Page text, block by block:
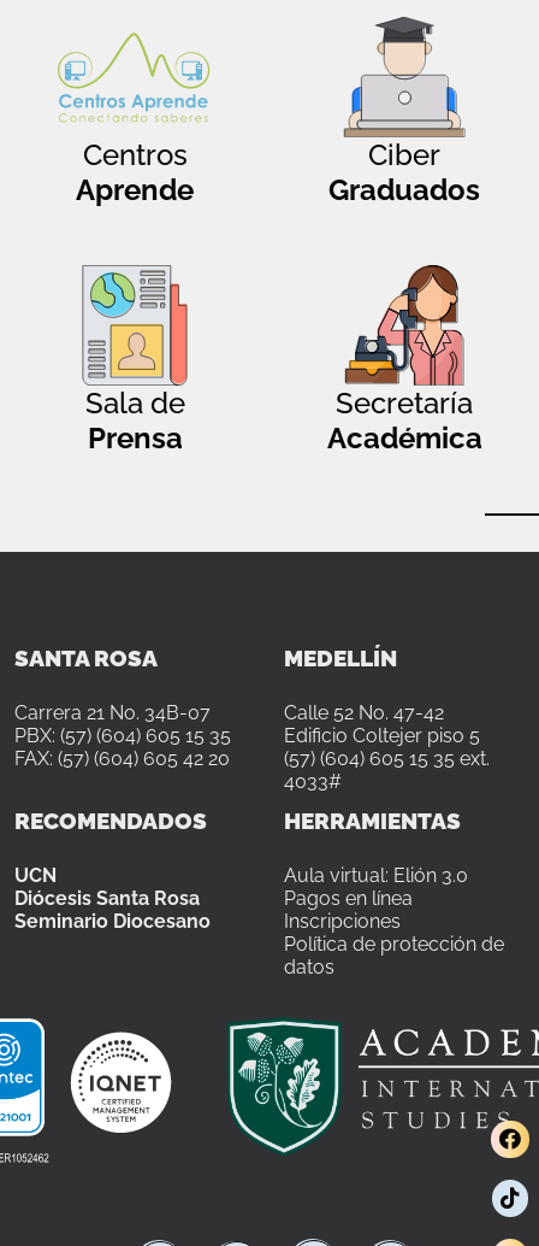
Centros
Aprende
Ciber
Graduados
Sala de
Prensa
Secretaría
Académica
SANTA ROSA
Carrera 21 No. 34B-07
PBX: (57) (604) 605 15 35
FAX: (57) (604) 605 42 20
MEDELLÍN
Calle 52 No. 47-42
Edificio Coltejer piso 5
(57) (604) 605 15 35 ext.
4033#
RECOMENDADOS
UCN
Diócesis Santa Rosa
Seminario Diocesano
HERRAMIENTAS
Aula virtual: Elión 3.0
Pagos en línea
Inscripciones
Política de protección de
datos